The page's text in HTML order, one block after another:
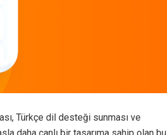
Türkçe dil desteği sunması ve